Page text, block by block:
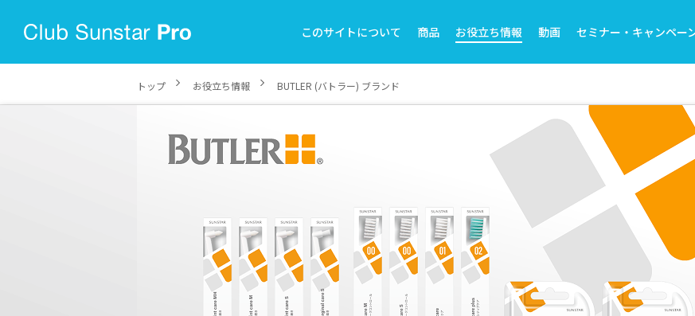
このサイトについて 商品 お役立ち情報 動画 セミナー・キャンペー
トップ お役立ち情報 BUTLER (バトラー) ブランド